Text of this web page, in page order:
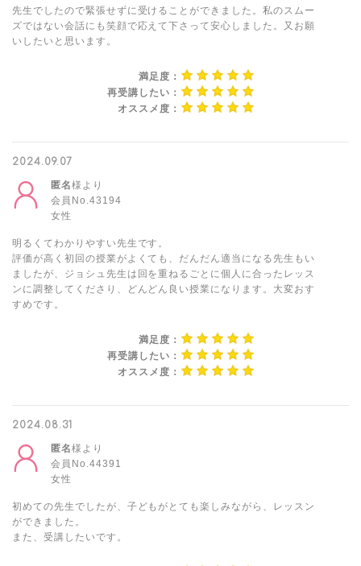
先生でしたので緊張せずに受けることができました。私のスムー
ズではない会話にも笑顔で応えて下さって安心しました。又お願
いしたいと思います。
満足度：
再受講したい：
オススメ度：
2024.09.07
匿名様より
会員No.43194
女性
明るくてわかりやすい先生です。
評価が高く初回の授業がよくても、だんだん適当になる先生もい
ましたが、ジョシュ先生は回を重ねるごとに個人に合ったレッス
ンに調整してくださり、どんどん良い授業になります。大変おす
すめです。
満足度：
再受講したい：
オススメ度：
2024.08.31
匿名様より
会員No.44391
女性
初めての先生でしたが、子どもがとても楽しみながら、レッスン
ができました。
また、受講したいです。